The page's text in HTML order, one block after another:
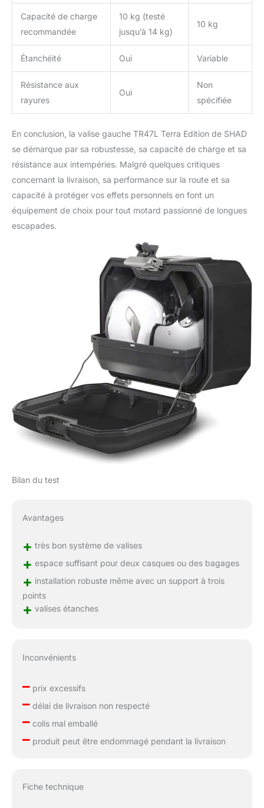
Capacité de charge
recommandée
10 kg (testé
jusqu’à 14 kg)
10 kg
Étanchéité Oui Variable
Résistance aux
rayures
Oui
Non
spécifiée
En conclusion, la valise gauche TR47L Terra Edition de SHAD
se démarque par sa robustesse, sa capacité de charge et sa
résistance aux intempéries. Malgré quelques critiques
concernant la livraison, sa performance sur la route et sa
capacité à protéger vos effets personnels en font un
équipement de choix pour tout motard passionné de longues
escapades.
Bilan du test
Avantages
+ très bon système de valises
+ espace suffisant pour deux casques ou des bagages
+ installation robuste même avec un support à trois
points
+ valises étanches
Inconvénients
–prix excessifs
–délai de livraison non respecté
–colis mal emballé
–produit peut être endommagé pendant la livraison
Fiche technique